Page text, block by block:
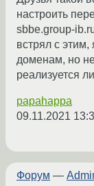
настроить
sbbe.group-
встрял с
доменам, но
реализуется
papahappa
09.11.2021
Форум —